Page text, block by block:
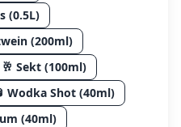
(0.5L)
(200ml)
🥂 Sekt (100ml)
Wodka Shot (40ml)
(40ml)